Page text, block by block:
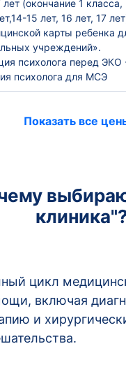
(окончание 1 класса,
15 лет, 16 лет, 17
карты ребенка
учреждений».
психолога перед ЭКО
психолога для МСЭ
Показать все
цикл
включая
и